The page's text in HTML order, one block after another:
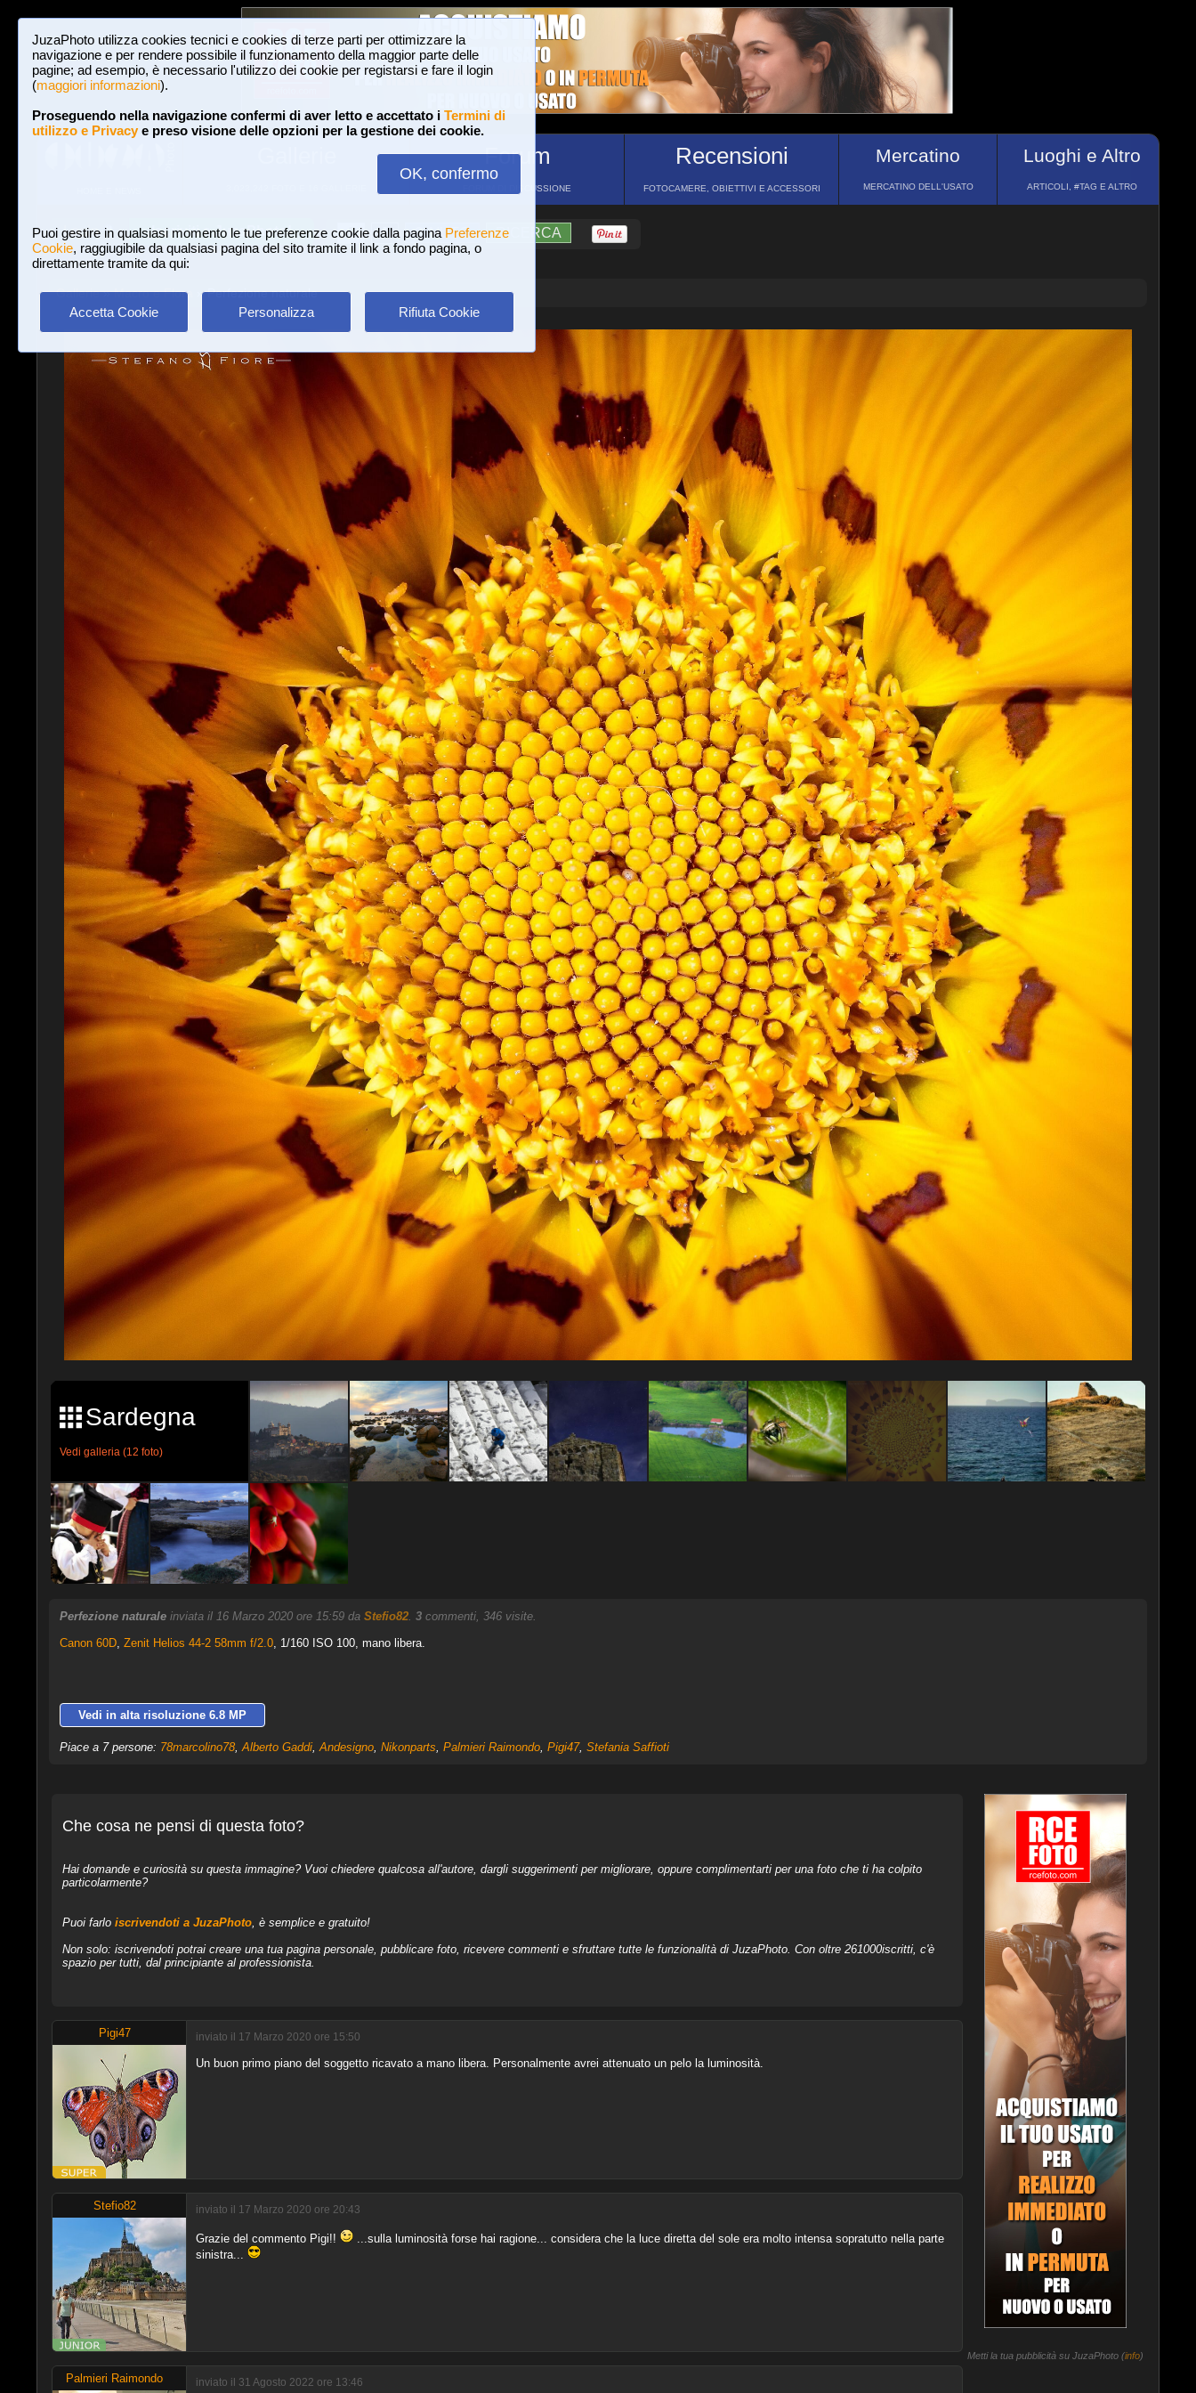
JuzaPhoto utilizza cookies tecnici e cookies di terze parti per ottimizzare la
navigazione e per rendere possibile il funzionamento della maggior parte delle
pagine; ad esempio, è necessario l'utilizzo dei cookie per registarsi e fare il login
(maggiori informazioni).
Proseguendo nella navigazione confermi di aver letto e accettato i Termini di
utilizzo e Privacye preso visione delle opzioni per la gestione dei cookie.
OK, confermo
Puoi gestire in qualsiasi momento le tue preferenze cookie dalla pagina Preferenze
Cookie, raggiugibile da qualsiasi pagina del sito tramite il link a fondo pagina, o
direttamente tramite da qui:
Accetta Cookie Personalizza Rifiuta Cookie
Forum
FORUM DI DISCUSSIONE
Recensioni
FOTOCAMERE, OBIETTIVI E ACCESSORI
Mercatino
MERCATINO DELL'USATO
Luoghi e Altro
ARTICOLI, #TAG E ALTRO
Login Iscriviti a JuzaPhoto! A A ?AIUTO RICERCA
Gallerie»Macro e Flora » Perfezione naturale
Sardegna
Vedi galleria (12 foto)
Perfezione naturale inviata il 16 Marzo 2020 ore 15:59 da Stefio82. 3commenti, 346 visite.
Canon 60D, Zenit Helios 44-2 58mm f/2.0, 1/160 ISO 100, mano libera.
Vedi in alta risoluzione 6.8 MP
Piace a 7 persone: 78marcolino78, Alberto Gaddi, Andesigno, Nikonparts Palmieri Raimondo, Pigi47, Stefania Saffioti
Che cosa ne pensi di questa foto?
Hai domande e curiosità su questa immagine? Vuoi chiedere qualcosa all'autore, dargli suggerimenti per migliorare, oppure complimentarti per una foto che ti ha colpito
particolarmente?
Puoi farlo iscrivendoti a JuzaPhoto, è semplice e gratuito!
Non solo: iscrivendoti potrai creare una tua pagina personale, pubblicare foto, ricevere commenti e sfruttare tutte le funzionalità di JuzaPhoto. Con oltre 261000iscritti, c'è
spazio per tutti, dal principiante al professionista.
Pigi47 inviato il 17 Marzo 2020 ore 15:50
Un buon primo piano del soggetto ricavato a mano libera. Personalmente avrei attenuato un pelo la luminosità.
Stefio82 inviato il 17 Marzo 2020 ore 20:43
Grazie del commento Pigi!!
...sulla luminosità forse hai ragione... considera che la luce diretta del sole era molto intensa sopratutto nella parte
sinistra...
Palmieri Raimondo inviato il 31 Agosto 2022 ore 13:46
Metti la tua pubblicità su JuzaPhoto (info)